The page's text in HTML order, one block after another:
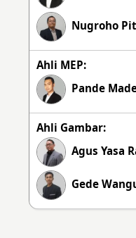
Nugroho
Ahli MEP:
Pande
Ahli Gambar:
Agus Yasa
Gede